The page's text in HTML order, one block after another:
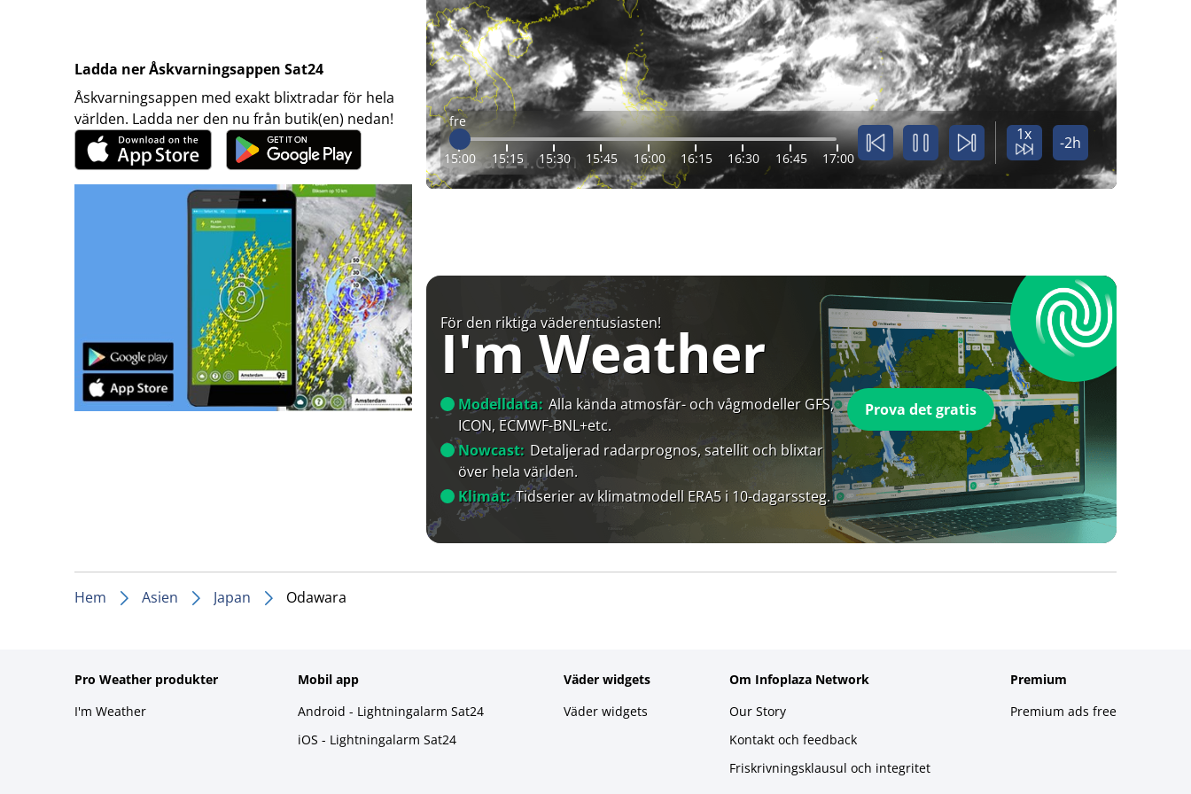
Ladda ner Åskvarningsappen Sat24
Åskvarningsappen med exakt blixtradar för hela
världen. Ladda ner den nu från butik(en) nedan!
fre
15:00 15:15 15:30 15:45 16:00 16:15 16:30 16:45 17:00
1x -2h
För den riktiga väderentusiasten!
I'm Weather
Modelldata: Alla kända atmosfär- och vågmodeller GFS,
ICON, ECMWF-BNL+etc.
Nowcast: Detaljerad radarprognos, satellit och blixtar
över hela världen.
Klimat: Tidserier av klimatmodell ERA5 i 10-dagarssteg.
Prova det gratis
Hem Asien Japan Odawara
Pro Weather produkter
I'm Weather
Mobil app
Android - Lightningalarm Sat24
iOS - Lightningalarm Sat24
Väder widgets
Väder widgets
Om Infoplaza Network
Our Story
Kontakt och feedback
Friskrivningsklausul och integritet
Premium
Premium ads free